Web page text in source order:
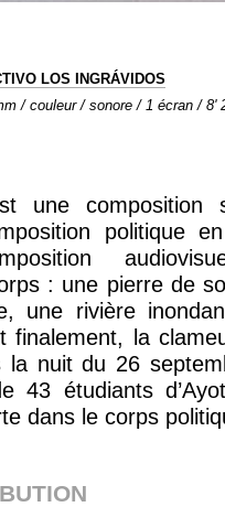
LOS INGRÁVIDOS
/ couleur / sonore / 1 écran / 8'
une composition
politique
: une pierre de
une rivière
finalement, la
la nuit du 26
43 étudiants
dans le corps